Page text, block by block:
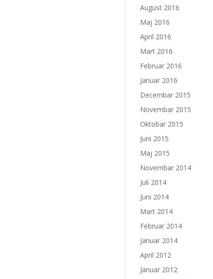
August 2016
Maj 2016
April 2016
Mart 2016
Februar 2016
Januar 2016
Decembar 2015
Novembar 2015
Oktobar 2015
Juni 2015
Maj 2015
Novembar 2014
Juli 2014
Juni 2014
Mart 2014
Februar 2014
Januar 2014
April 2012
Januar 2012